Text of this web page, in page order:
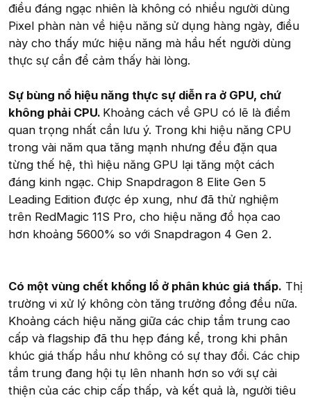
điều đáng ngạc nhiên là không có nhiều người dùng
Pixel phàn nàn về hiệu năng sử dụng hàng ngày, điều
này cho thấy mức hiệu năng mà hầu hết người dùng
thực sự cần để cảm thấy hài lòng.
Sự bùng nổ hiệu năng thực sự diễn ra ở GPU, chứ
không phải CPU. Khoảng cách về GPU có lẽ là điểm
quan trọng nhất cần lưu ý. Trong khi hiệu năng CPU
trong vài năm qua tăng mạnh nhưng đều đặn qua
từng thế hệ, thì hiệu năng GPU lại tăng một cách
đáng kinh ngạc. Chip Snapdragon 8 Elite Gen 5
Leading Edition được ép xung, như đã thử nghiệm
trên RedMagic 11S Pro, cho hiệu năng đồ họa cao
hơn khoảng 5600% so với Snapdragon 4 Gen 2.
Có một vùng chết khổng lồ ở phân khúc giá thấp. Thị
trường vi xử lý không còn tăng trưởng đồng đều nữa.
Khoảng cách hiệu năng giữa các chip tầm trung cao
cấp và flagship đã thu hẹp đáng kể, trong khi phân
khúc giá thấp hầu như không có sự thay đổi. Các chip
tầm trung đang hội tụ lên nhanh hơn so với sự cải
thiện của các chip cấp thấp, và kết quả là, người tiêu